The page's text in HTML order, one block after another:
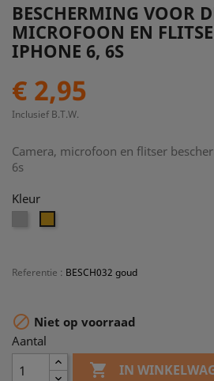
BESCHERMING VOOR
MICROFOON EN
IPHONE 6, 6S
€ 2,95
Inclusief B.T.W.
Camera, microfoon en flitser
6s
Kleur
Referentie : BESCH032 goud
 Niet op voorraad
Aantal
 IN